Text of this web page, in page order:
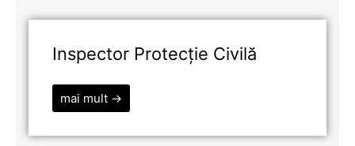
Inspector Protecție Civilă
mai mult →